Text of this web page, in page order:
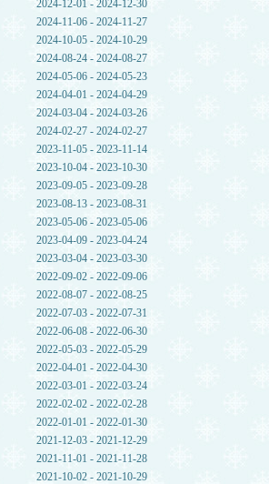
2024-12-01 - 2024-12-30
2024-11-06 - 2024-11-27
2024-10-05 - 2024-10-29
2024-08-24 - 2024-08-27
2024-05-06 - 2024-05-23
2024-04-01 - 2024-04-29
2024-03-04 - 2024-03-26
2024-02-27 - 2024-02-27
2023-11-05 - 2023-11-14
2023-10-04 - 2023-10-30
2023-09-05 - 2023-09-28
2023-08-13 - 2023-08-31
2023-05-06 - 2023-05-06
2023-04-09 - 2023-04-24
2023-03-04 - 2023-03-30
2022-09-02 - 2022-09-06
2022-08-07 - 2022-08-25
2022-07-03 - 2022-07-31
2022-06-08 - 2022-06-30
2022-05-03 - 2022-05-29
2022-04-01 - 2022-04-30
2022-03-01 - 2022-03-24
2022-02-02 - 2022-02-28
2022-01-01 - 2022-01-30
2021-12-03 - 2021-12-29
2021-11-01 - 2021-11-28
2021-10-02 - 2021-10-29